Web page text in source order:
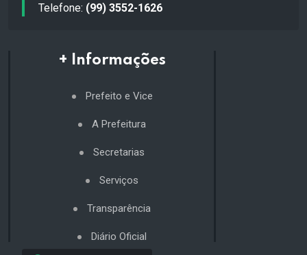
Telefone: (99) 3552-1626
+ Informações
Prefeito e Vice
A Prefeitura
Secretarias
Serviços
Transparência
Diário Oficial